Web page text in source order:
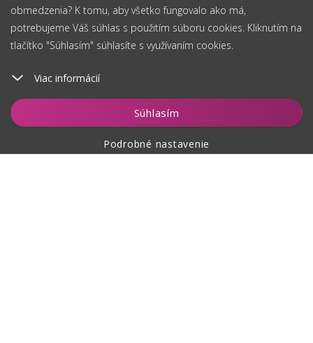
obmedzenia? K tomu, aby všetko fungovalo ako má,
potrebujeme Váš súhlas s použitím súboru cookies. Kliknutím na
tlačítko "Súhlasím" súhlasíte s využívaním cookies.
Viac informácií
Súhlasím
Podrobné nastavenie
Vložiť do košíka